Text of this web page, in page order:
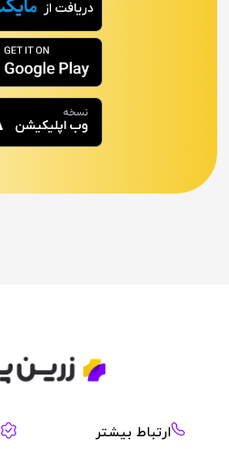
ارتباط‌ بیشتر​